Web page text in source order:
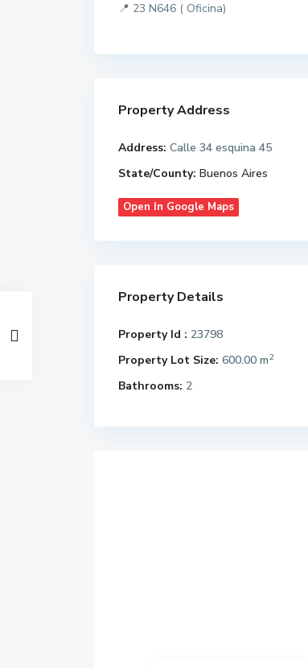
📍 23 N646 ( Oficina)
Property Address
Address: Calle 34 esquina 45
State/County: Buenos Aires
Open In Google Maps
Property Details
Property Id : 23798
Property Lot Size: 600.00 m2
Bathrooms: 2